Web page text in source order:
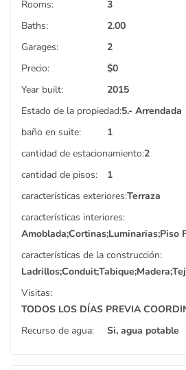
Rooms:
3
Baths:
2.00
Garages:
2
Precio:
$0
Year built:
2015
Estado de la propiedad:5.- Arrendada
baño en suite:
1
cantidad de estacionamiento:2
cantidad de pisos:
1
características exteriores:Terraza
características interiores:
Amoblada;Cortinas;Luminarias;Piso
características de la construcción:
Visitas:
TODOS LOS DÍAS PREVIA
Recurso de agua:
Si, agua potable